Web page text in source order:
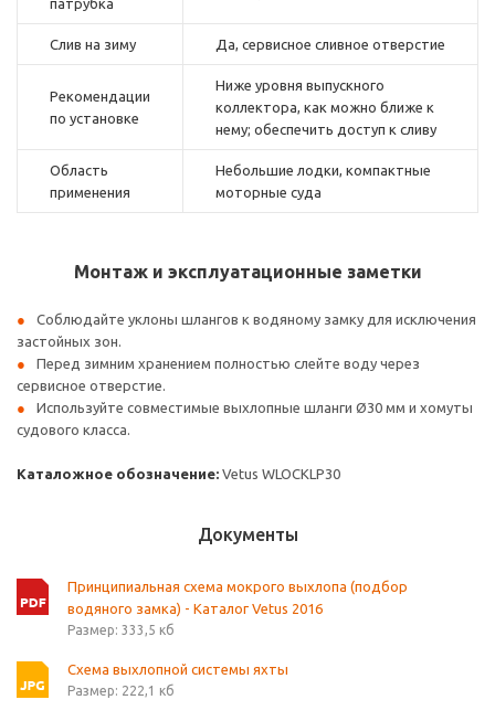
патрубка
Слив на зиму Да, сервисное сливное отверстие
Рекомендации
по установке
Ниже уровня выпускного
коллектора, как можно ближе к
нему; обеспечить доступ к сливу
Область
применения
Небольшие лодки, компактные
моторные суда
Монтаж и эксплуатационные заметки
Соблюдайте уклоны шлангов к водяномy замку для исключения
застойных зон.
Перед зимним хранением полностью слейте воду через
сервисное отверстие.
Используйте совместимые выхлопные шланги Ø30 мм и хомуты
судового класса.
Каталожное обозначение: Vetus WLOCKLP30
Документы
Принципиальная схема мокрого выхлопа (подбор
водяного замка) - Каталог Vetus 2016
Размер: 333,5 кб
Схема выхлопной системы яхты
Размер: 222,1 кб